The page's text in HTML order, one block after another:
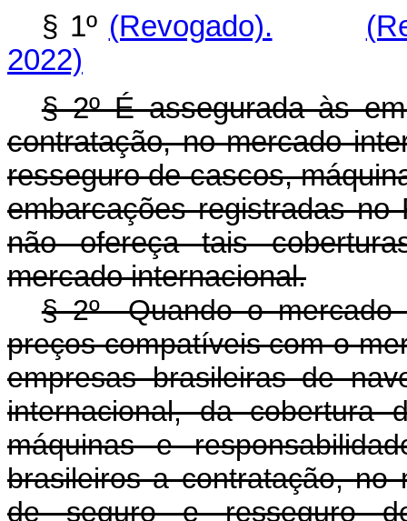
§ 1º (Revogado).
2022)
§ 2º É assegurada às
contratação, no mercado
resseguro de cascos,
embarcações registradas
não ofereça tais
mercado internacional.
§ 2º Quando o mercado
preços compatíveis com o
empresas brasileiras de
internacional, da cobertura
máquinas e
brasileiros a contratação, no
de seguro e resseguro